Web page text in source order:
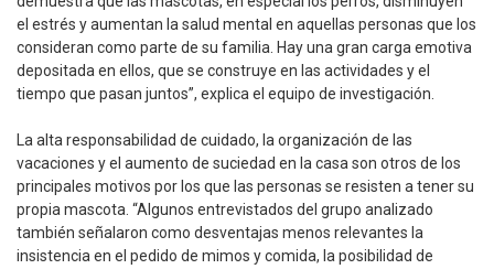
el estrés y aumentan la salud mental en aquellas personas que los
consideran como parte de su familia. Hay una gran carga emotiva
depositada en ellos, que se construye en las actividades y el
tiempo que pasan juntos”, explica el equipo de investigación.
La alta responsabilidad de cuidado, la organización de las
vacaciones y el aumento de suciedad en la casa son otros de los
principales motivos por los que las personas se resisten a tener su
propia mascota. “Algunos entrevistados del grupo analizado
también señalaron como desventajas menos relevantes la
insistencia en el pedido de mimos y comida, la posibilidad de